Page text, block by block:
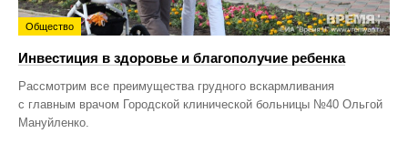
Общество
Инвестиция в здоровье и благополучие ребенка
Рассмотрим все преимущества грудного вскармливания
с главным врачом Городской клинической больницы №40 Ольгой
Мануйленко.